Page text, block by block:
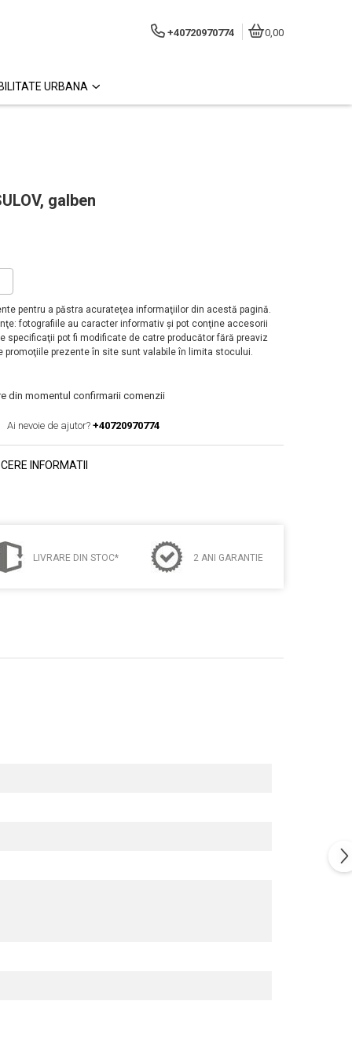
+40720970774 0,00
URBANA
galben
pentru a păstra acurateţea informaţiilor din acestă pagină.
fotografiile au caracter informativ şi pot conţine accesorii
specificaţii pot fi modificate de catre producător fără preaviz
promoţiile prezente în site sunt valabile în limita stocului.
din momentul confirmarii comenzii
Ai nevoie de ajutor? +40720970774
INFORMATII
LIVRARE DIN STOC* 2 ANI GARANTIE